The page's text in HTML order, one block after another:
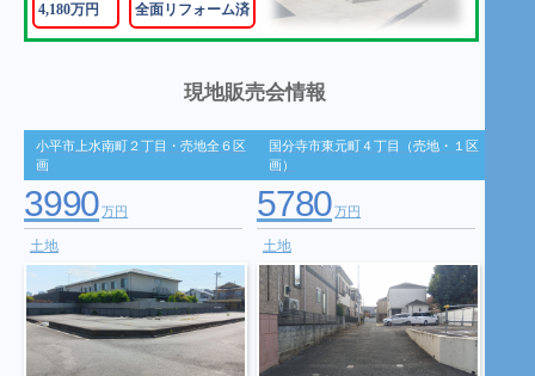
4,180万円 全面リフォーム済
現地販売会情報
小平市上水南町２丁目・売地全６区
画
3990万円
土地
国分寺市東元町４丁目（売地・１区
画）
5780万円
土地